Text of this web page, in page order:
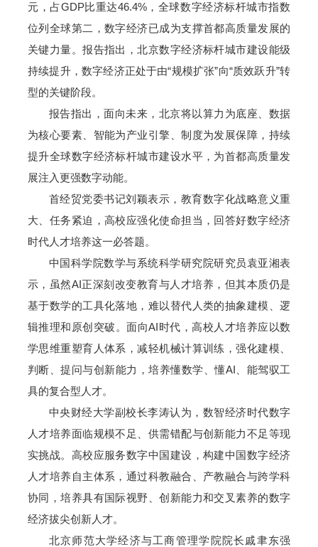
元，占GDP比重达46.4%，全球数字经济标杆城市指数
位列全球第二，数字经济已成为支撑首都高质量发展的
关键力量。报告指出，北京数字经济标杆城市建设能级
持续提升，数字经济正处于由“规模扩张”向“质效跃升”转
型的关键阶段。
报告指出，面向未来，北京将以算力为底座、数据
为核心要素、智能为产业引擎、制度为发展保障，持续
提升全球数字经济标杆城市建设水平，为首都高质量发
展注入更强数字动能。
首经贸党委书记刘颖表示，教育数字化战略意义重
大、任务紧迫，高校应强化使命担当，回答好数字经济
时代人才培养这一必答题。
中国科学院数学与系统科学研究院研究员袁亚湘表
示，虽然AI正深刻改变教育与人才培养，但其本质仍是
基于数学的工具化落地，难以替代人类的抽象建模、逻
辑推理和原创突破。面向AI时代，高校人才培养应以数
学思维重塑育人体系，减轻机械计算训练，强化建模、
判断、提问与创新能力，培养懂数学、懂AI、能驾驭工
具的复合型人才。
中央财经大学副校长李涛认为，数智经济时代数字
人才培养面临规模不足、供需错配与创新能力不足等现
实挑战。高校应服务数字中国建设，构建中国数字经济
人才培养自主体系，通过科教融合、产教融合与跨学科
协同，培养具有国际视野、创新能力和交叉素养的数字
经济拔尖创新人才。
北京师范大学经济与工商管理学院院长戚聿东强